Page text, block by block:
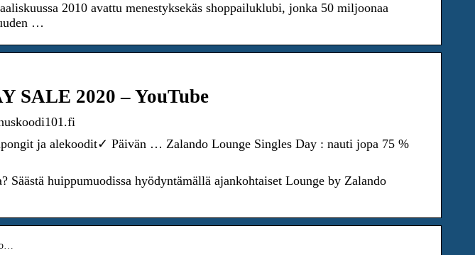
2010 avattu menestyksekäs shoppailuklubi, jonka 50 miljoonaa
…
SALE 2020 – YouTube
ja alekoodit✓ Päivän … Zalando Lounge Singles Day : nauti jopa 75 %
Säästä huippumuodissa hyödyntämällä ajankohtaiset Lounge by Zalando